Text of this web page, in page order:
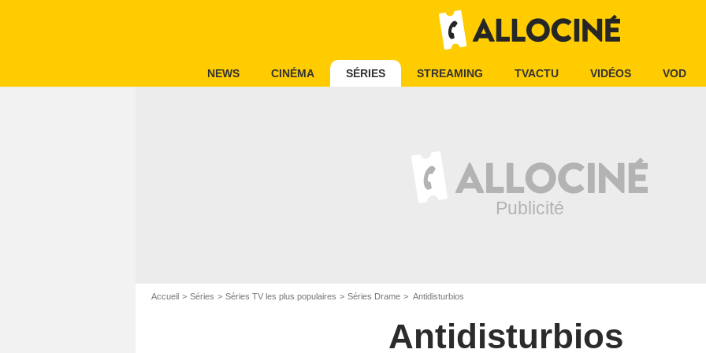
NEWS CINÉMA SÉRIES STREAMING TVACTU VIDÉOS VOD
Accueil Séries Séries TV les plus populaires Séries Drame Antidisturbios
Antidisturbios